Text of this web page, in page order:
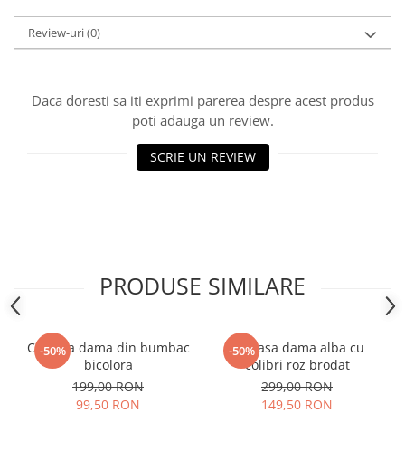
Review-uri(0)
Daca doresti sa iti exprimi parerea despre acest produs
poti adauga un review.
SCRIE UN REVIEW
PRODUSE SIMILARE
-50%
Camasa dama din bumbac
bicolora
199,00 RON
99,50 RON
-50%
Camasa dama alba cu
colibri roz brodat
299,00 RON
149,50 RON